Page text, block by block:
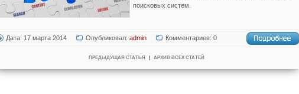
поисковых систем.
Дата: 17 марта 2014 Опубликовал: admin Комментариев: 0
ПРЕДЫДУЩАЯ СТАТЬЯ АРХИВ ВСЕХ СТАТЕЙ